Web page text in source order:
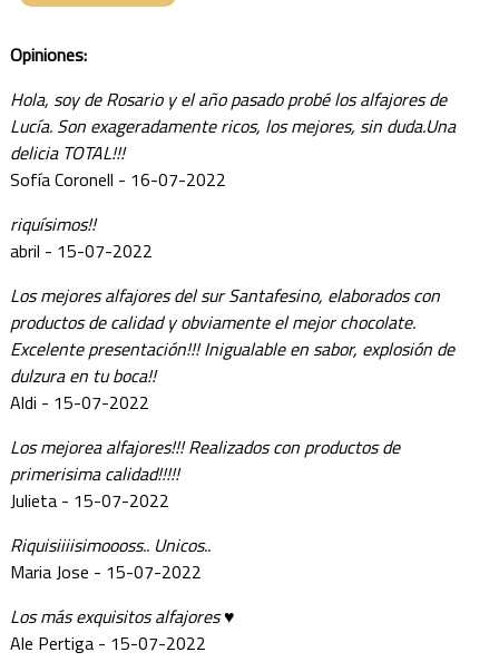
Opiniones:
Hola, soy de Rosario y el año pasado probé los alfajores de
Lucía. Son exageradamente ricos, los mejores, sin duda.Una
delicia TOTAL!!!
Sofía Coronell - 16-07-2022
riquísimos!!
abril - 15-07-2022
Los mejores alfajores del sur Santafesino, elaborados con
productos de calidad y obviamente el mejor chocolate.
Excelente presentación!!! Inigualable en sabor, explosión de
dulzura en tu boca!!
Aldi - 15-07-2022
Los mejorea alfajores!!! Realizados con productos de
primerisima calidad!!!!!
Julieta - 15-07-2022
Riquisiiiisimoooss.. Unicos..
Maria Jose - 15-07-2022
Los más exquisitos alfajores ♥️
Ale Pertiga - 15-07-2022